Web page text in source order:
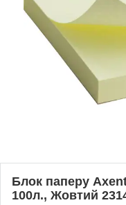
Блок паперу
100л., Жовтий